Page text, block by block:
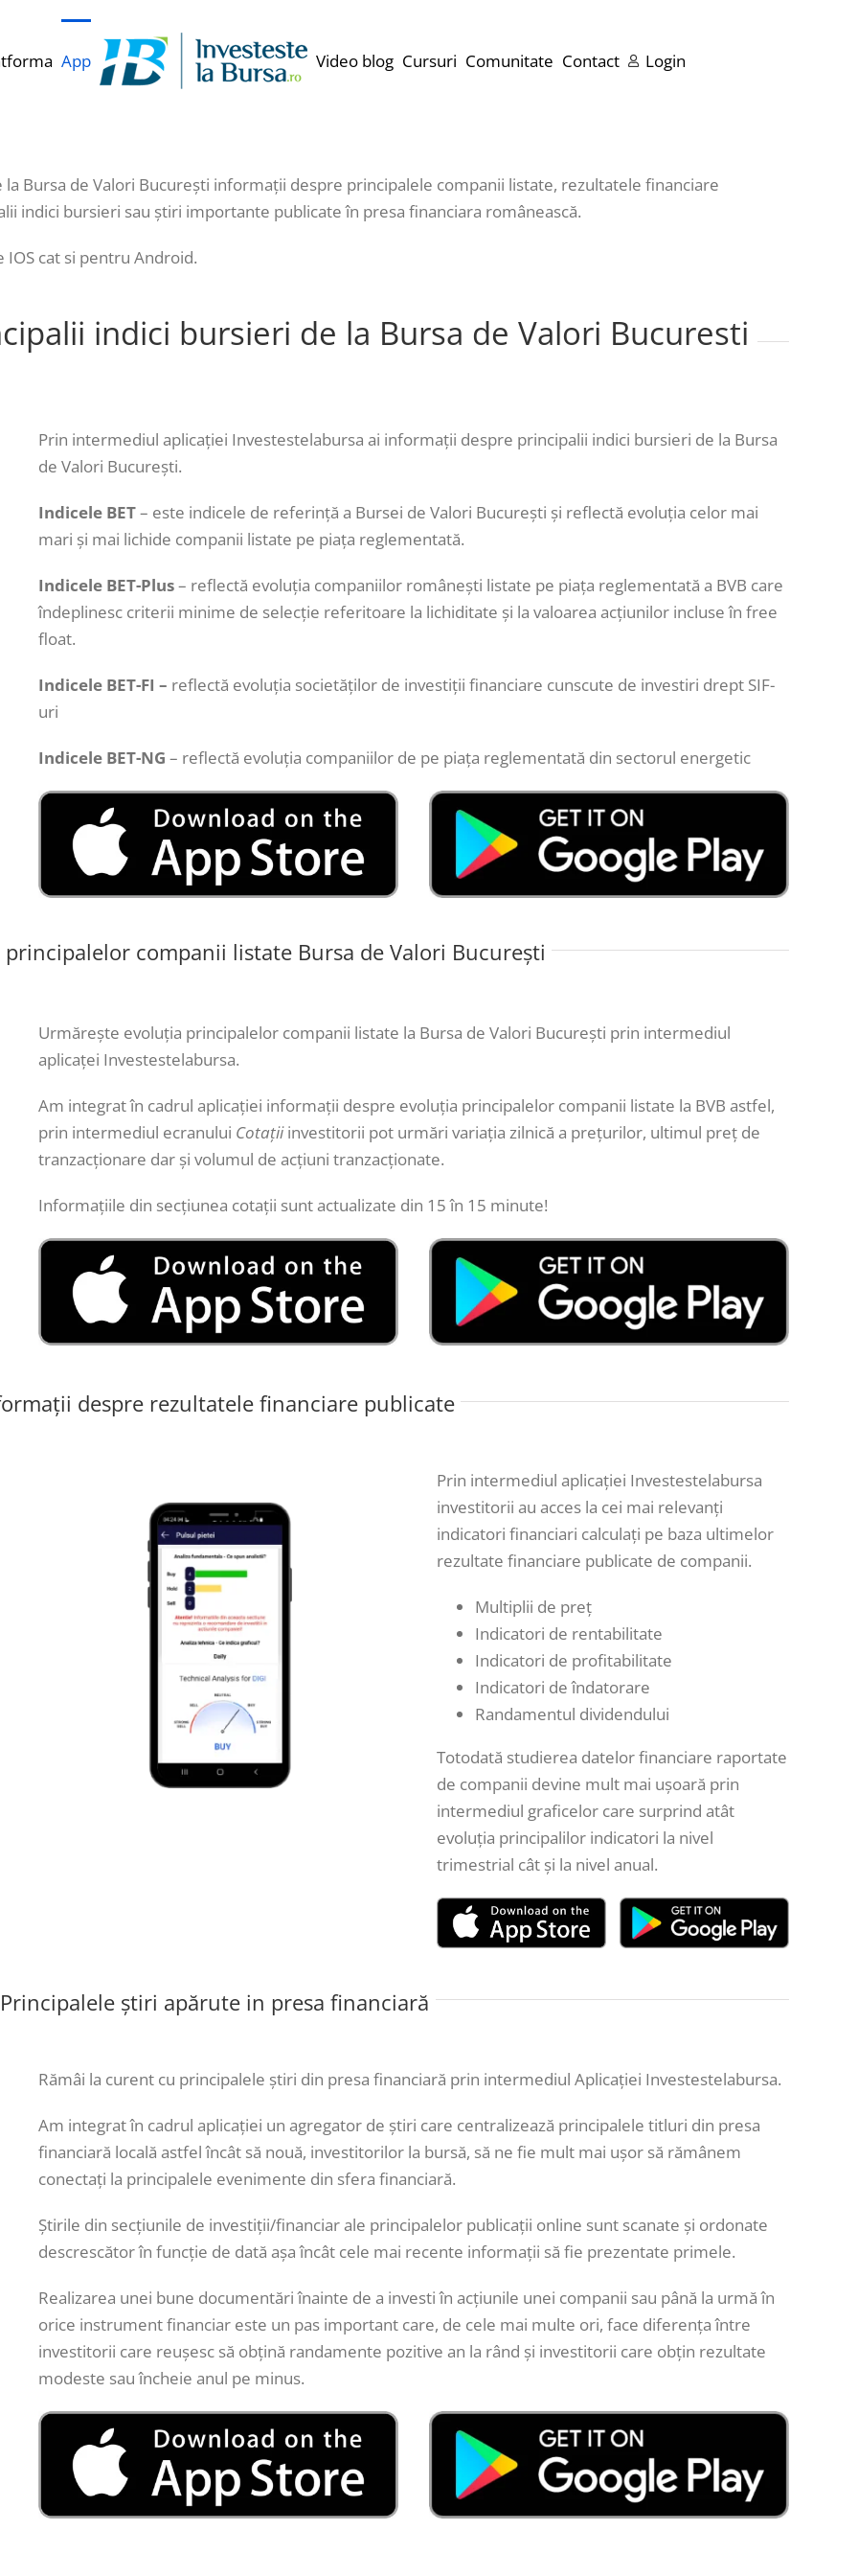
App Video blog Cursuri Comunitate Contact Login
Bursa de Valori București informații despre principalele companii listate, rezultatele financiare
indici bursieri sau știri importante publicate în presa financiara românească.
cat si pentru Android.
indici bursieri de la Bursa de Valori Bucuresti
Prin intermediul aplicației Investestelabursa ai informații despre principalii indici bursieri de la Bursa
de Valori București.
Indicele BET– este indicele de referință a Bursei de Valori București și reflectă evoluția celor mai
mari și mai lichide companii listate pe piața reglementată.
Indicele BET-Plus– reflectă evoluția companiilor românești listate pe piața reglementată a BVB care
îndeplinesc criterii minime de selecție referitoare la lichiditate și la valoarea acțiunilor incluse în free
float.
Indicele BET-FI – reflectă evoluția societăților de investiții financiare cunscute de investiri drept SIF-
uri
Indicele BET-NG – reflectă evoluția companiilor de pe piața reglementată din sectorul energetic
companii listate Bursa de Valori București
Urmărește evoluția principalelor companii listate la Bursa de Valori București prin intermediul
aplicaței Investestelabursa.
Am integrat în cadrul aplicației informații despre evoluția principalelor companii listate la BVB astfel,
prin intermediul ecranului Cotațiiinvestitorii pot urmări variația zilnică a prețurilor, ultimul preț de
tranzacționare dar și volumul de acțiuni tranzacționate.
Informațiile din secțiunea cotații sunt actualizate din 15 în 15 minute!
despre rezultatele financiare publicate
Prin intermediul aplicației Investestelabursa
investitorii au acces la cei mai relevanți
indicatori financiari calculați pe baza ultimelor
rezultate financiare publicate de companii.
Multiplii de preț
Indicatori de rentabilitate
Indicatori de profitabilitate
Indicatori de îndatorare
Randamentul dividendului
Totodată studierea datelor financiare raportate
de companii devine mult mai ușoară prin
intermediul graficelor care surprind atât
evoluția principalilor indicatori la nivel
trimestrial cât și la nivel anual.
Principalele știri apărute in presa financiară
Rămâi la curent cu principalele știri din presa financiară prin intermediul Aplicației Investestelabursa.
Am integrat în cadrul aplicației un agregator de știri care centralizează principalele titluri din presa
financiară locală astfel încât să nouă, investitorilor la bursă, să ne fie mult mai ușor să rămânem
conectați la principalele evenimente din sfera financiară.
Știrile din secțiunile de investiții/financiar ale principalelor publicații online sunt scanate și ordonate
descrescător în funcție de dată așa încât cele mai recente informații să fie prezentate primele.
Realizarea unei bune documentări înainte de a investi în acțiunile unei companii sau până la urmă în
orice instrument financiar este un pas important care, de cele mai multe ori, face diferența între
investitorii care reușesc să obțină randamente pozitive an la rând și investitorii care obțin rezultate
modeste sau încheie anul pe minus.